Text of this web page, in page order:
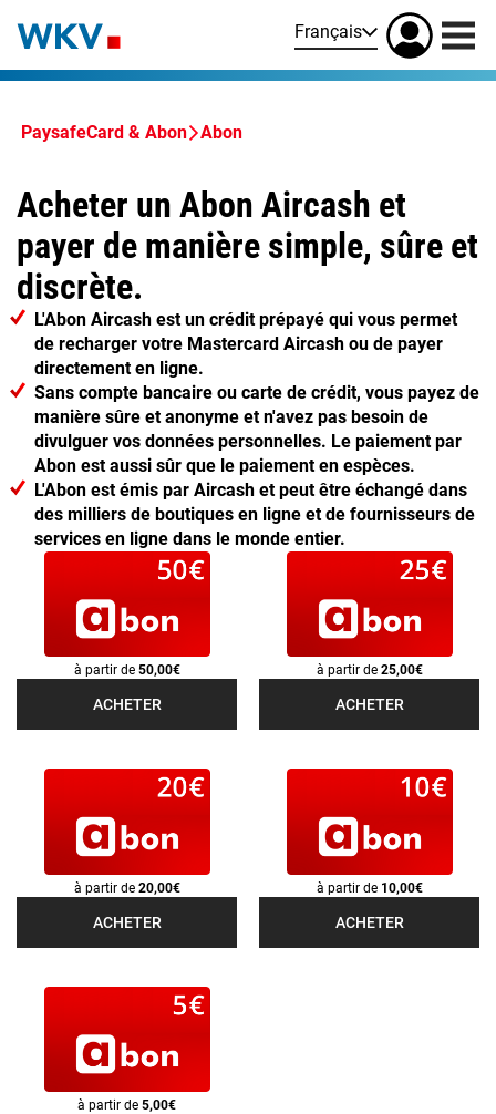
Français
PaysafeCard & Abon Abon
Acheter un Abon Aircash et
payer de manière simple, sûre et
discrète.
L'Abon Aircash est un crédit prépayé qui vous permet
de recharger votre Mastercard Aircash ou de payer
directement en ligne.
Sans compte bancaire ou carte de crédit, vous payez de
manière sûre et anonyme et n'avez pas besoin de
divulguer vos données personnelles. Le paiement par
Abon est aussi sûr que le paiement en espèces.
L'Abon est émis par Aircash et peut être échangé dans
des milliers de boutiques en ligne et de fournisseurs de
services en ligne dans le monde entier.
à partir de50,00€
ACHETER
à partir de25,00€
ACHETER
à partir de20,00€
ACHETER
à partir de10,00€
ACHETER
à partir de 5,00€